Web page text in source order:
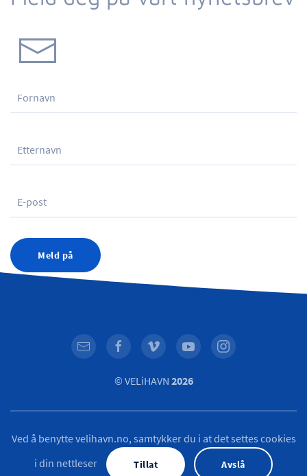
Meld på
© VELiHAVN 2026
Ved å benytte velihavn.no, samtykker du i at det settes cookies
i din nettleser
Tillat Avslå